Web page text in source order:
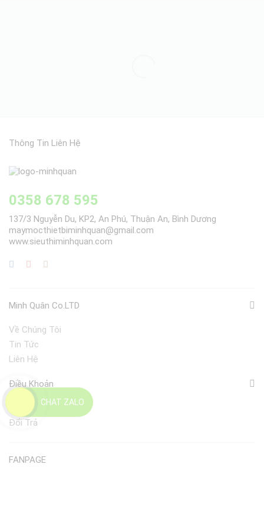
CHAT ZALO
Thông Tin Liên Hệ
0358 678 595
137/3 Nguyễn Du, KP2, An Phú, Thuận An, Bình Dương
maymocthietbiminhquan@gmail.com
www.sieuthiminhquan.com
Minh Quân Co.LTD
Về Chúng Tôi
Tin Tức
Liên Hệ
Điều Khoản
Giao Nhận
Đổi Trả
FANPAGE